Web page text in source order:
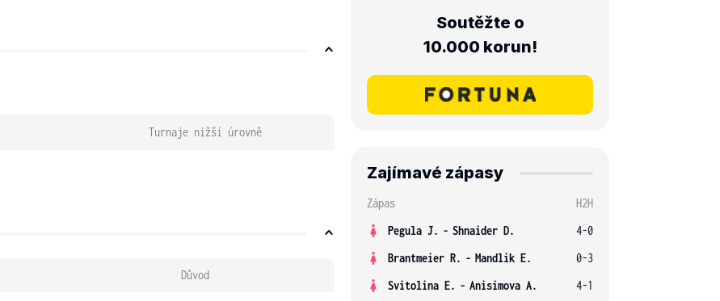
Turnaje nižší úrovně
Důvod
Soutěžte o
10.000 korun!
Zajímavé zápasy
Zápas
H2H
Pegula J. - Shnaider D.
4-0
Brantmeier R. - Mandlik E.
0-3
Svitolina E. - Anisimova A.
4-1